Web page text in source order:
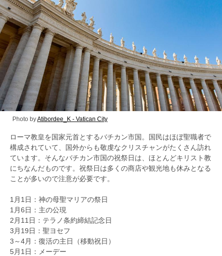
Photo byAtibordee_K - Vatican City
ローマ教皇を国家元首とするバチカン市国。国民はほぼ聖職者で
構成されていて、国外からも敬虔なクリスチャンがたくさん訪れ
ています。そんなバチカン市国の祝祭日は、ほとんどキリスト教
にちなんだものです。祝祭日は多くの商店や観光地も休みとなる
ことが多いので注意が必要です。
1月1日：神の母聖マリアの祭日
1月6日：主の公現
2月11日：テラノ条約締結記念日
3月19日：聖ヨセフ
3～4月：復活の主日（移動祝日）
5月1日：メーデー